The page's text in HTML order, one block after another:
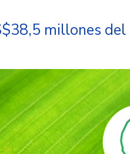
millones